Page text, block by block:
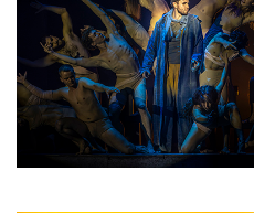
Previous